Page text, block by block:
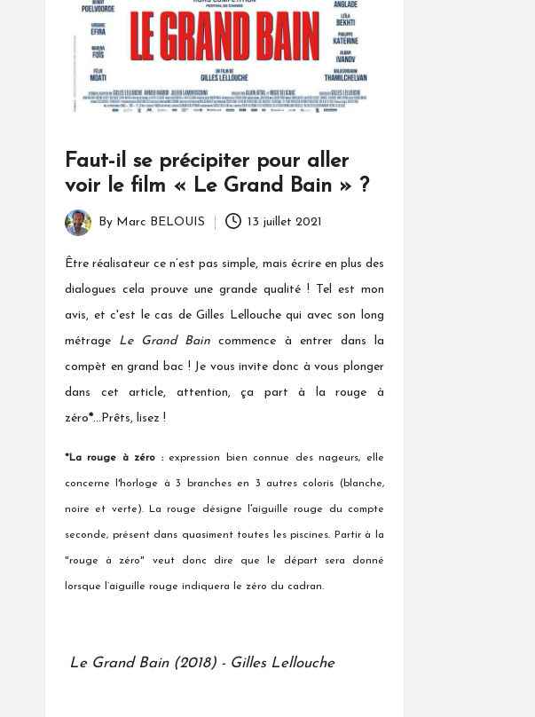
Faut-il se précipiter pour aller
voir le film « Le Grand Bain » ?
Posted
by
By Marc BELOUIS 13 juillet 2021
Être réalisateur ce n’est pas simple, mais écrire en plus des
dialogues cela prouve une grande qualité ! Tel est mon
avis, et c'est le cas de Gilles Lellouche qui avec son long
métrage Le Grand Baincommence à entrer dans la
compèt en grand bac ! Je vous invite donc à vous plonger
dans cet article, attention, ça part à la rouge à
zéro*...Prêts, lisez !
*La rouge à zéro :expression bien connue des nageurs, elle
concerne l'horloge à 3 branches en 3 autres coloris (blanche,
noire et verte). La rouge désigne l ’aiguille rouge du compte
seconde, présent dans quasiment toutes les piscines. Partir à la
"rouge à zéro" veut donc dire que le départ sera donné
lorsque l’aiguille rouge indiquera le zéro du cadran.
Le Grand Bain (2018) - Gilles Lellouche